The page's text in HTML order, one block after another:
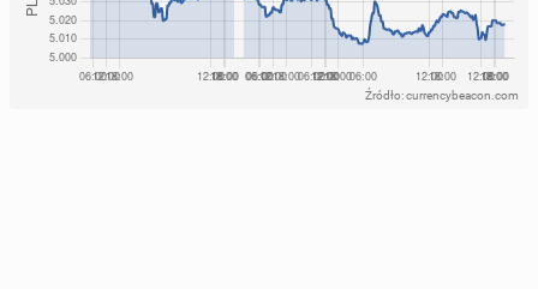
Źródło: currencybeacon.com